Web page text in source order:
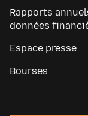
Rapports
données
Espace presse
Bourses